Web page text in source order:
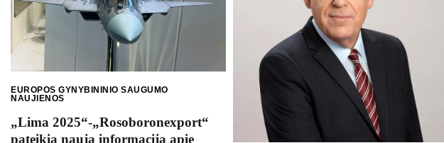
EUROPOS GYNYBININIO SAUGUMO
NAUJIENOS
„Lima 2025“-„Rosoboronexport“
pateikia naują informaciją apie